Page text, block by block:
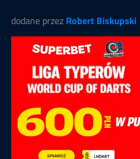
dodane przez Robert Biskupski